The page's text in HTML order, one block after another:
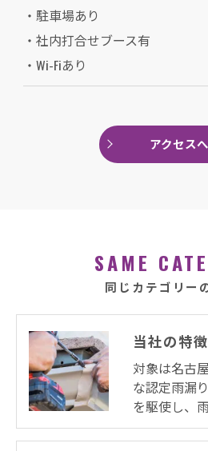
・駐車場あり
・社内打合せブース有
・Wi-Fiあり
アクセスへ
同じカテゴリー
SAME
当社の特徴
対象は名古
な認定雨漏
を駆使し、